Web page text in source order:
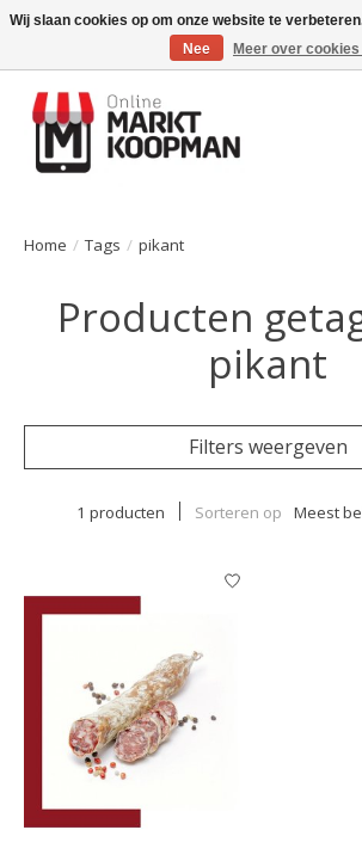
Voor 15:00 besteld, morgen in huis!
Home / Tags / pikant
Producten
pikant
Filters weergeven
1 producten Sorteren op Meest
Wij slaan cookies op om onze website te
Nee
Meer over cookies